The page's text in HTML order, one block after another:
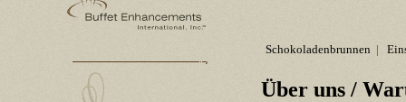
Schokoladenbrunnen |
Über uns /